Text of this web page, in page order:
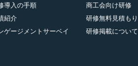
導入の手順
紹介
ゲージメントサーベイ
商工会向け研修
研修無料見積もり
研修掲載について